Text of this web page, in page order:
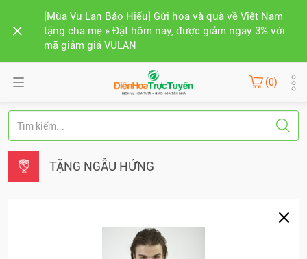
[Mùa Vu Lan Báo Hiếu] Gửi hoa và quà về Việt Nam
tặng cha mẹ » Đặt hôm nay, được giảm ngay 3% với
mã giảm giá VULAN
(0)
TẶNG NGẪU HỨNG